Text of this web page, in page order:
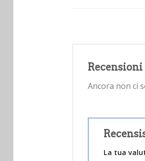
Recensioni
Ancora non ci
La tua